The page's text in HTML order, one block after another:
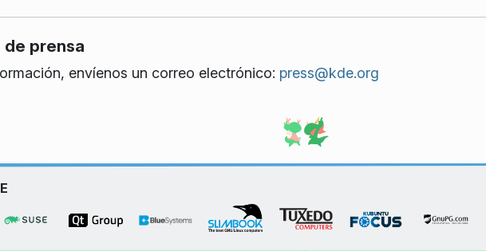
prensa
envíenos un correo electrónico: press@kde.org